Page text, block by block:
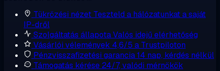
Tükrözési nézet Teszteld a hálózatunkat a saját
IP-dről
Szolgáltatás állapotaValós idejű elérhetőség
Vásárlói vélemények 4,6/5 a Trustpiloton
Pénzvisszafizetési garancia14 nap, kérdés nélkül
Támogatás kérése 24/7, valódi mérnökök